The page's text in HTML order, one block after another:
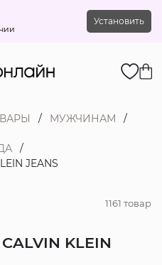
Установить
МУЖЧИНАМ
JEANS
1161 товар
KLEIN